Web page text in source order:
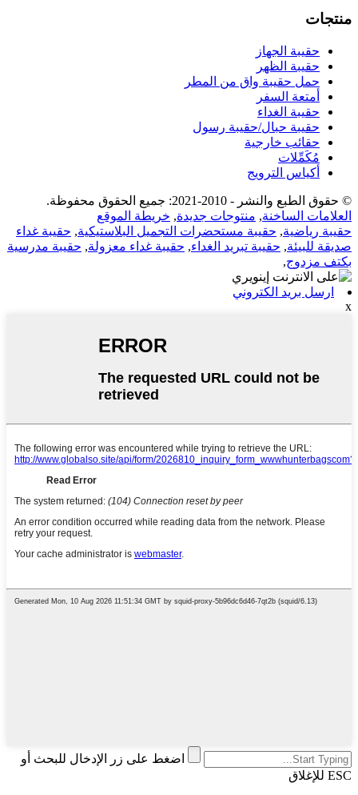
منتجات
حقيبة الجهاز
حقيبة الظهر
حمل حقيبة واق من المطر
أمتعة السفر
حقيبة الغداء
حقيبة حبال/حقيبة رسول
حقائب خارجية
مُكَمِّلات
أكياس الترويج
© حقوق الطبع والنشر - 2010-2021: جميع الحقوق محفوظة.
العلامات الساخنة, منتوجات جديدة, خريطة الموقع
حقيبة رياضية, حقيبة مستحضرات التجميل البلاستيكية, حقيبة غداء
صديقة للبيئة, حقيبة تبريد الغداء, حقيبة غداء معزولة, حقيبة مدرسية
بكتف مزدوج,
ارسل بريد الكتروني
x
اضغط على زر الإدخال للبحث أو
ESC للإغلاق